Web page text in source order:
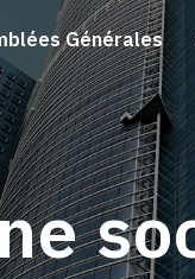
Générales